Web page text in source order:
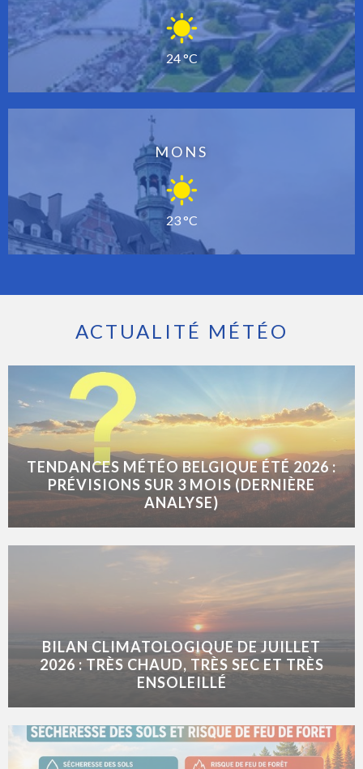
24 °C
MONS
23 °C
ACTUALITÉ MÉTÉO
TENDANCES MÉTÉO BELGIQUE ÉTÉ 2026 :
PRÉVISIONS SUR 3 MOIS (DERNIÈRE
ANALYSE)
BILAN CLIMATOLOGIQUE DE JUILLET
2026 : TRÈS CHAUD, TRÈS SEC ET TRÈS
ENSOLEILLÉ